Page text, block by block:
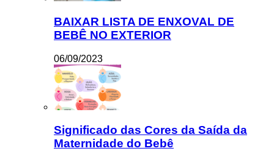
BAIXAR LISTA DE ENXOVAL DE
BEBÊ NO EXTERIOR
06/09/2023
Significado das Cores da Saída da
Maternidade do Bebê